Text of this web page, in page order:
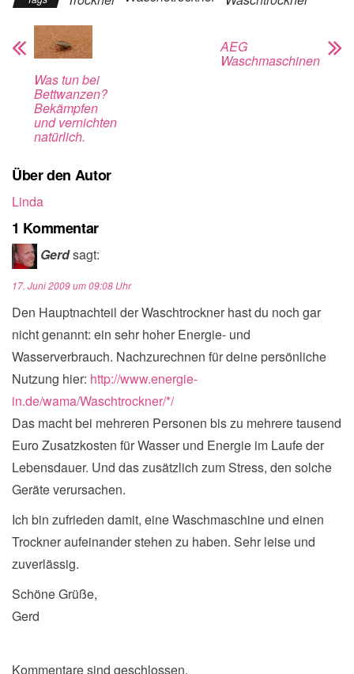
Was tun bei
Bettwanzen?
Bekämpfen
und vernichten
natürlich.
AEG
Waschmaschinen
Über den Autor
Linda
1 Kommentar
Gerdsagt:
17. Juni 2009 um 09:08 Uhr
Den Hauptnachteil der Waschtrockner hast du noch gar
nicht genannt: ein sehr hoher Energie- und
Wasserverbrauch. Nachzurechnen für deine persönliche
Nutzung hier: http://www.energie-
in.de/wama/Waschtrockner/*/
Das macht bei mehreren Personen bis zu mehrere tausend
Euro Zusatzkosten für Wasser und Energie im Laufe der
Lebensdauer. Und das zusätzlich zum Stress, den solche
Geräte verursachen.
Ich bin zufrieden damit, eine Waschmaschine und einen
Trockner aufeinander stehen zu haben. Sehr leise und
zuverlässig.
Schöne Grüße,
Gerd
Kommentare sind geschlossen.